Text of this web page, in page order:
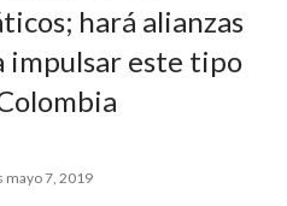
hará alianzas
impulsar este tipo
mayo 7, 2019